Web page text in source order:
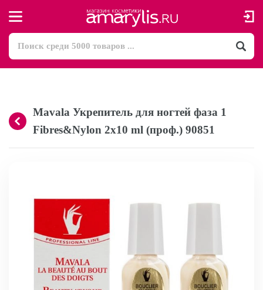
Mavala Укрепитель для ногтей фаза 1
Fibres&Nylon 2x10 ml (проф.) 90851